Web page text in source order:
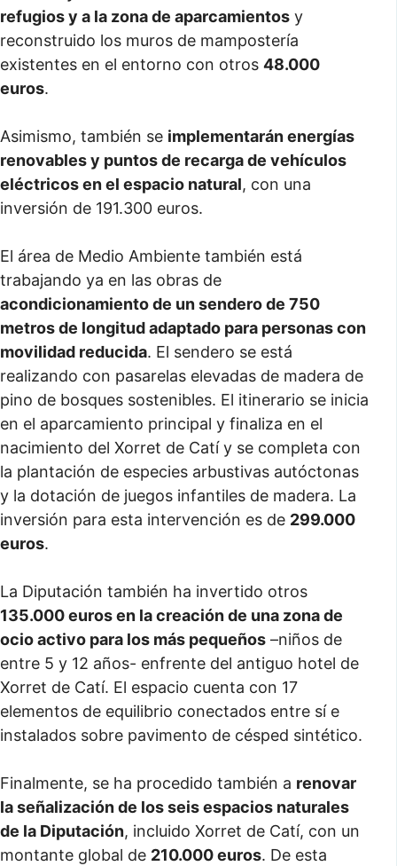
refugios y a la zona de aparcamientos y
reconstruido los muros de mampostería
existentes en el entorno con otros 48.000
euros.
Asimismo, también se implementarán energías
renovables y puntos de recarga de vehículos
eléctricos en el espacio natural, con una
inversión de 191.300 euros.
El área de Medio Ambiente también está
trabajando ya en las obras de
acondicionamiento de un sendero de 750
metros de longitud adaptado para personas con
movilidad reducida. El sendero se está
realizando con pasarelas elevadas de madera de
pino de bosques sostenibles. El itinerario se inicia
en el aparcamiento principal y finaliza en el
nacimiento del Xorret de Catí y se completa con
la plantación de especies arbustivas autóctonas
y la dotación de juegos infantiles de madera. La
inversión para esta intervención es de 299.000
euros.
La Diputación también ha invertido otros
135.000 euros en la creación de una zona de
ocio activo para los más pequeños –niños de
entre 5 y 12 años- enfrente del antiguo hotel de
Xorret de Catí. El espacio cuenta con 17
elementos de equilibrio conectados entre sí e
instalados sobre pavimento de césped sintético.
Finalmente, se ha procedido también a renovar
la señalización de los seis espacios naturales
de la Diputación, incluido Xorret de Catí, con un
montante global de 210.000 euros. De esta